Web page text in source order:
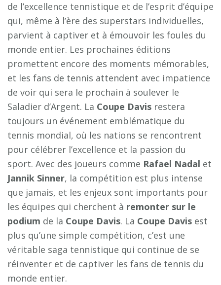
de l’excellence tennistique et de l’esprit d’équipe
qui, même à l’ère des superstars individuelles,
parvient à captiver et à émouvoir les foules du
monde entier. Les prochaines éditions
promettent encore des moments mémorables,
et les fans de tennis attendent avec impatience
de voir qui sera le prochain à soulever le
Saladier d’Argent. La Coupe Davis restera
toujours un événement emblématique du
tennis mondial, où les nations se rencontrent
pour célébrer l’excellence et la passion du
sport. Avec des joueurs comme Rafael Nadal et
Jannik Sinner, la compétition est plus intense
que jamais, et les enjeux sont importants pour
les équipes qui cherchent à remonter sur le
podium de la Coupe Davis. La Coupe Davis est
plus qu’une simple compétition, c’est une
véritable saga tennistique qui continue de se
réinventer et de captiver les fans de tennis du
monde entier.